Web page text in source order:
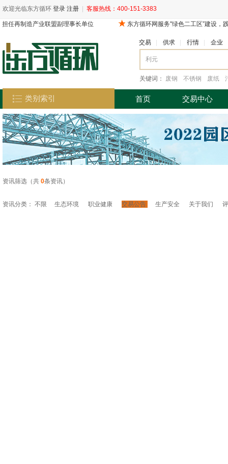
欢迎光临东方循环 登录 注册 客服热线：400-151-3383
交易 供求 行情 企业
关键词： 废钢 不锈钢 废纸
类别索引 首页 交易中心
资讯筛选（共 0条资讯）
资讯分类： 不限 生态环境 职业健康 交易公告 生产安全 关于我们